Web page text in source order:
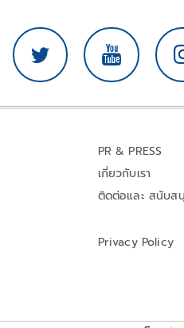
PR & PRESS
เกี่ยวกับเรา
ติดต่อและ สนับส
Privacy Policy